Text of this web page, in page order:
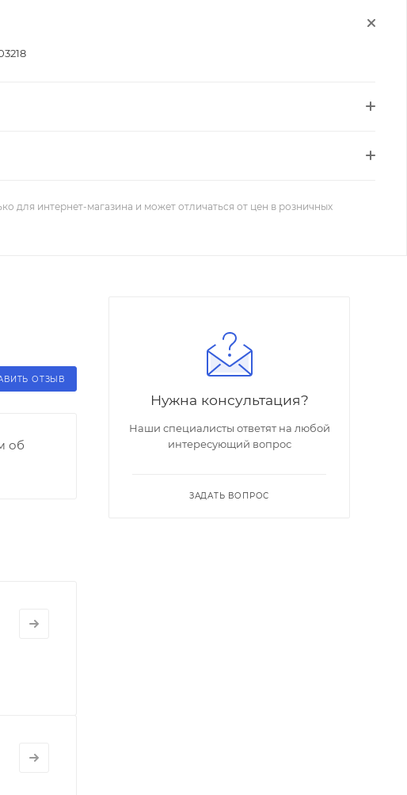
для интернет-магазина и может отличаться от цен в розничных
ОТЗЫВ
об
Нужна консультация?
Наши специалисты ответят на любой
интересующий вопрос
ЗАДАТЬ ВОПРОС